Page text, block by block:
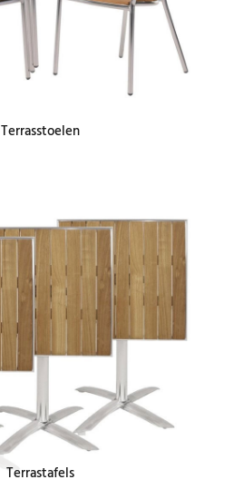
Terrasstoelen
Terrastafels